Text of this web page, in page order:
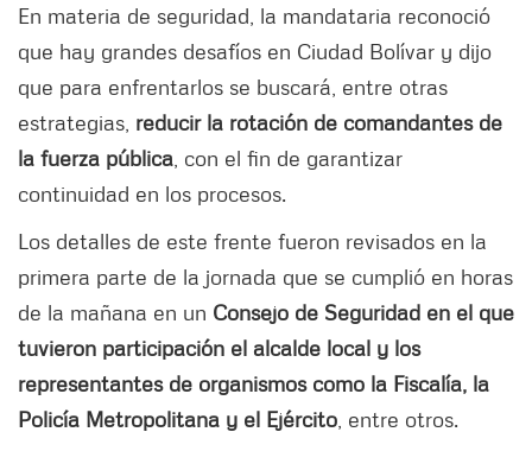
En materia de seguridad, la mandataria reconoció
que hay grandes desafíos en Ciudad Bolívar y dijo
que para enfrentarlos se buscará, entre otras
estrategias, reducir la rotación de comandantes de
la fuerza pública , con el fin de garantizar
continuidad en los procesos.
Los detalles de este frente fueron revisados en la
primera parte de la jornada que se cumplió en horas
de la mañana en un Consejo de Seguridad en el que
tuvieron participación el alcalde local y los
representantes de organismos como la Fiscalía, la
Policía Metropolitana y el Ejército , entre otros.